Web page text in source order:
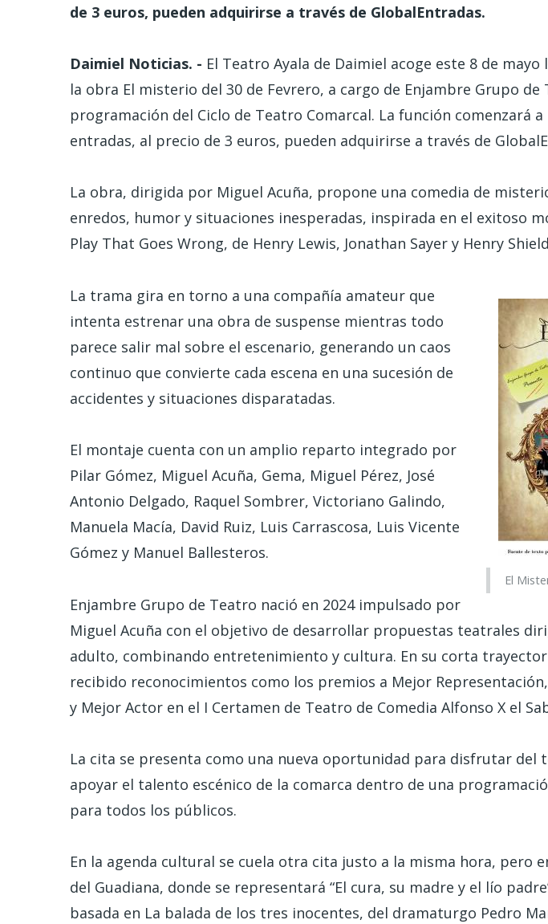
de 3 euros, pueden adquirirse a través de GlobalEntradas.
Daimiel Noticias. - El Teatro Ayala de Daimiel acoge este 8 de
la obra El misterio del 30 de Fevrero, a cargo de Enjambre Grupo
programación del Ciclo de Teatro Comarcal. La función comenzará a
entradas, al precio de 3 euros, pueden adquirirse a través de
La obra, dirigida por Miguel Acuña, propone una comedia de
enredos, humor y situaciones inesperadas, inspirada en el exitoso
Play That Goes Wrong, de Henry Lewis, Jonathan Sayer y Henry
El
La trama gira en torno a una compañía amateur que
intenta estrenar una obra de suspense mientras todo
parece salir mal sobre el escenario, generando un caos
continuo que convierte cada escena en una sucesión de
accidentes y situaciones disparatadas.
El montaje cuenta con un amplio reparto integrado por
Pilar Gómez, Miguel Acuña, Gema, Miguel Pérez, José
Antonio Delgado, Raquel Sombrer, Victoriano Galindo,
Manuela Macía, David Ruiz, Luis Carrascosa, Luis Vicente
Gómez y Manuel Ballesteros.
Enjambre Grupo de Teatro nació en 2024 impulsado por
Miguel Acuña con el objetivo de desarrollar propuestas teatrales
adulto, combinando entretenimiento y cultura. En su corta
recibido reconocimientos como los premios a Mejor
y Mejor Actor en el I Certamen de Teatro de Comedia Alfonso X el
La cita se presenta como una nueva oportunidad para disfrutar del
apoyar el talento escénico de la comarca dentro de una
para todos los públicos.
En la agenda cultural se cuela otra cita justo a la misma hora, pero
del Guadiana, donde se representará “El cura, su madre y el lío
basada en La balada de los tres inocentes, del dramaturgo Pedro